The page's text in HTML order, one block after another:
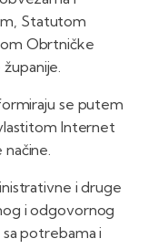
Statutom
Obrtničke
se putem
Internet
i druge
i odgovornog
sa potrebama i